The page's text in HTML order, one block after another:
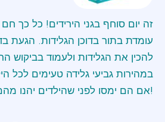
זה יום סוחף בגני הירידים! כל כך
עומדת בתור בדוכן הגלידות. הגעת
להכין את הגלידות ולעמוד בביקוש
במהירות גביעי גלידה טעימים לכל
אם הם ימסו לפני שהילדים יהנו מהם!